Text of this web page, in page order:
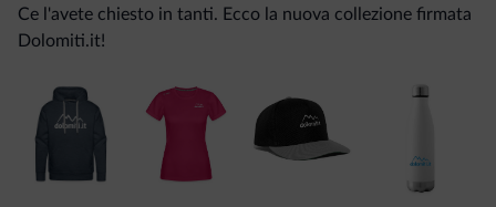
Ce l'avete chiesto in tanti. Ecco la nuova collezione firmata
Dolomiti.it!